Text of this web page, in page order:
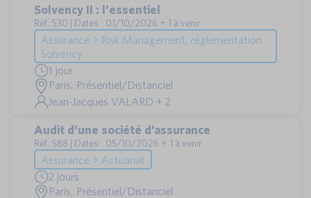
Solvency II : l'essentiel
Réf : 530 | Dates : 01/10/2026 + 1 à venir
Assurance > Risk Management, réglementation
Solvency
1 jour
Paris, Présentiel/Distanciel
Jean-Jacques VALARD + 2
Audit d’une société d’assurance
Réf : 588 | Dates : 05/10/2026 + 1 à venir
Assurance > Actuariat
2 jours
Paris, Présentiel/Distanciel